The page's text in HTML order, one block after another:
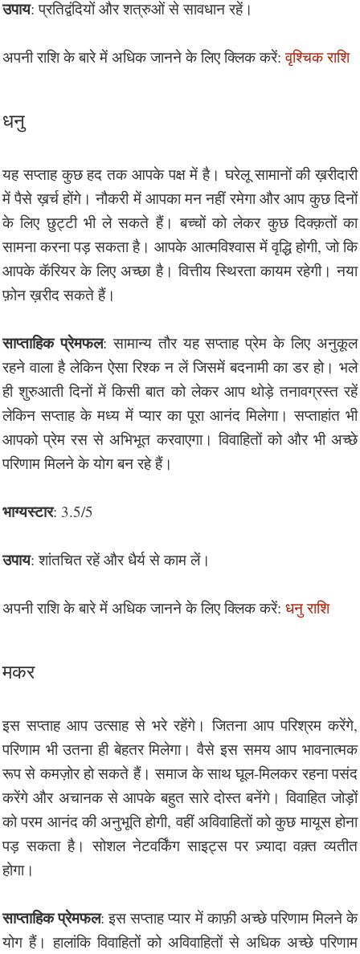
उपाय: प्रतिद्वंदियों और शत्रुओं से सावधान रहें।
अपनी राशि के बारे में अधिक जानने के लिए क्लिक करें:वृश्चिक राशि
धनु
यह सप्ताह कुछ हद तक आपके पक्ष में है। घरेलू सामानों की ख़रीदारी
में पैसे ख़र्च होंगे। नौकरी में आपका मन नहीं रमेगा और आप कुछ दिनों
के लिए छुट्टी भी ले सकते हैं। बच्चों को लेकर कुछ दिक्क़तों का
सामना करना पड़ सकता है। आपके आत्मविश्वास में वृद्धि होगी, जो कि
आपके कॅरियर के लिए अच्छा है। वित्तीय स्थिरता कायम रहेगी। नया
फ़ोन ख़रीद सकते हैं।
साप्ताहिक प्रेमफल: सामान्य तौर यह सप्ताह प्रेम के लिए अनुकूल
रहने वाला है लेकिन ऐसा रिश्क न लें जिसमें बदनामी का डर हो। भले
ही शुरुआती दिनों में किसी बात को लेकर आप थोड़े तनावग्रस्त रहें
लेकिन सप्ताह के मध्य में प्यार का पूरा आनंद मिलेगा। सप्ताहांत भी
आपको प्रेम रस से अभिभूत करवाएगा। विवाहितों को और भी अच्छे
परिणाम मिलने के योग बन रहे हैं।
भाग्यस्टार: 3.5/5
उपाय: शांतचित रहें और धैर्य से काम लें।
अपनी राशि के बारे में अधिक जानने के लिए क्लिक करें: धनु राशि
मकर
इस सप्ताह आप उत्साह से भरे रहेंगे। जितना आप परिश्रम करेंगे,
परिणाम भी उतना ही बेहतर मिलेगा। वैसे इस समय आप भावनात्मक
रूप से कमज़ोर हो सकते हैं। समाज के साथ घूल-मिलकर रहना पसंद
करेंगे और अचानक से आपके बहुत सारे दोस्त बनेंगे। विवाहित जोड़ों
को परम आनंद की अनुभूति होगी, वहीं अविवाहितों को कुछ मायूस होना
पड़ सकता है। सोशल नेटवर्किंग साइट्स पर ज़्यादा वक़्त व्यतीत
होगा।
साप्ताहिक प्रेमफल: इस सप्ताह प्यार में काफ़ी अच्छे परिणाम मिलने के
योग हैं। हालांकि विवाहितों को अविवाहितों से अधिक अच्छे परिणाम